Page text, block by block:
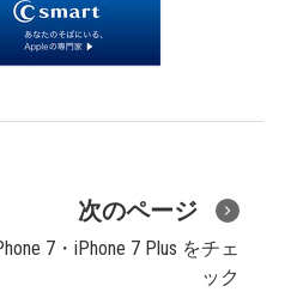
次のページ
7・iPhone 7 Plus をチェ
ック